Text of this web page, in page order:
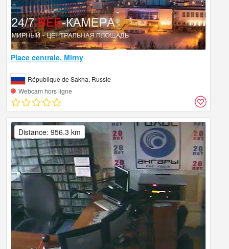
Place centrale, Mirny
République de Sakha, Russie
Webcam hors ligne
Distance: 956.3 km